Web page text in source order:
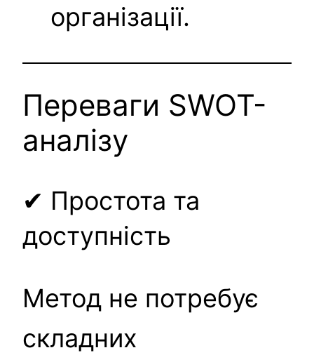
організації.
Переваги SWOT-
аналізу
✔ Простота та
доступність
Метод не потребує
складних